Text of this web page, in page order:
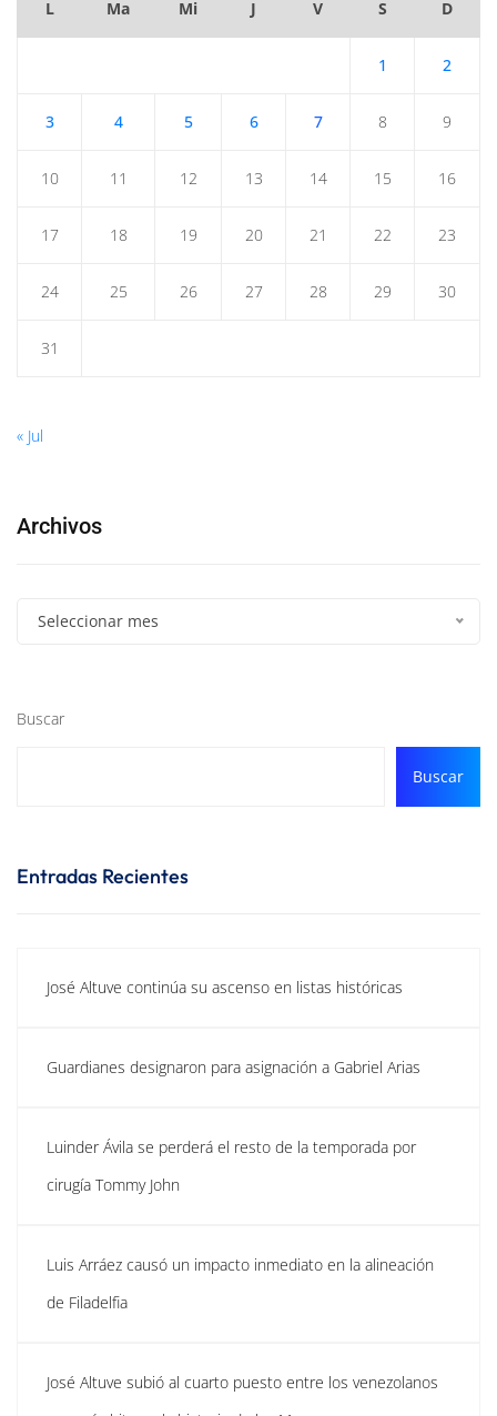
L Ma Mi J V S D
1 2
3 4 5 6 7 8 9
10 11 12 13 14 15 16
17 18 19 20 21 22 23
24 25 26 27 28 29 30
31
« Jul
Archivos
Seleccionar mes
Buscar
Buscar
Entradas Recientes
José Altuve continúa su ascenso en listas históricas
Guardianes designaron para asignación a Gabriel Arias
Luinder Ávila se perderá el resto de la temporada por
cirugía Tommy John
Luis Arráez causó un impacto inmediato en la alineación
de Filadelfia
José Altuve subió al cuarto puesto entre los venezolanos